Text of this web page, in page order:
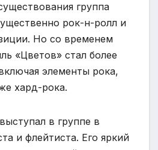
группа
рок-н-ролл и
Но со временем
«Цветов» стал более
элементы рока,
хард-рока.
в группе в
и флейтиста. Его яркий